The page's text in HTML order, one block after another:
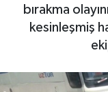
bırakma
kesinleşmiş
Haber Arşivi